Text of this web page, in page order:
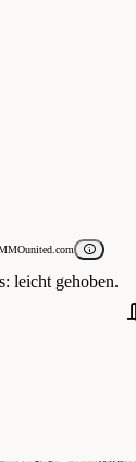
leicht gehoben.